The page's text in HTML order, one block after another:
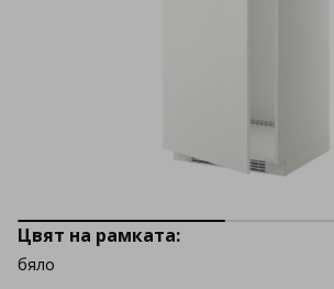
Цвят на рамката:
бяло